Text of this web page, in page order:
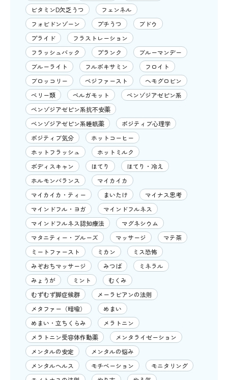
ビタミンD欠乏うつ
フェンネル
フォビドンゾーン
プチうつ
ブドウ
プライド
フラストレーション
フラッシュバック
プランク
ブルーマンデー
ブルーライト
フルボキサミン
フロイト
ブロッコリー
ベジファースト
ヘモグロビン
ベリー類
ベルガモット
ベンゾジアゼピン系
ベンゾジアゼピン系抗不安薬
ベンゾジアゼピン系睡眠薬
ポジティブ心理学
ポジティブ気分
ホットコーヒー
ホットフラッシュ
ホットミルク
ボディスキャン
ほてり
ほてり・冷え
ホルモンバランス
マイカイカ
マイカイカ・ティー
まいたけ
マイナス思考
マインドフル・ヨガ
マインドフルネス
マインドフルネス認知療法
マグネシウム
マタニティー・ブルーズ
マッサージ
マテ茶
ミートファースト
ミカン
ミス恐怖
みぞおちマッサージ
みつば
ミネラル
みょうが
ミント
むくみ
むずむず脚症候群
メーラビアンの法則
メタファー（暗喩）
めまい
めまい・立ちくらみ
メラトニン
メラトニン受容体作動薬
メンタライゼーション
メンタルの安定
メンタルの悩み
メンタルヘルス
モチベーション
モニタリング